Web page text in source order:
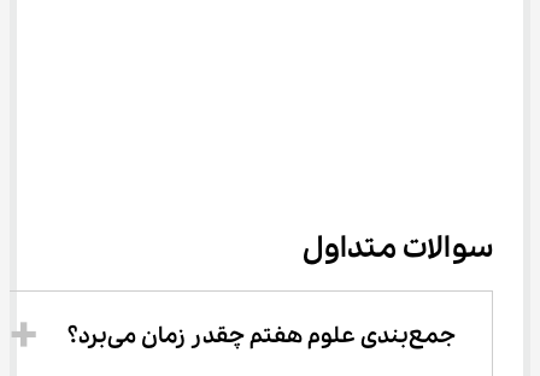
سوالات متداول
جمع‌بندی علوم هفتم چقدر زمان می‌برد؟